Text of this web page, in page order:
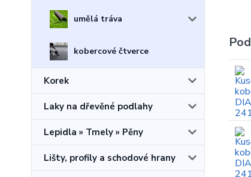
umělá tráva
kobercové čtverce
Korek
Laky na dřevěné podlahy
Lepidla » Tmely » Pěny
Lišty, profily a schodové hrany